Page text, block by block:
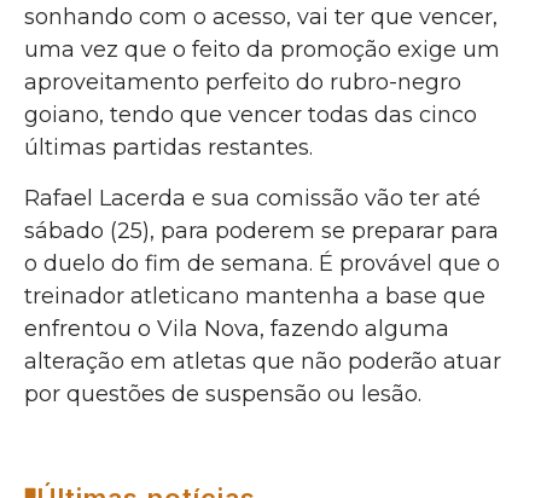
sonhando com o acesso, vai ter que vencer,
uma vez que o feito da promoção exige um
aproveitamento perfeito do rubro-negro
goiano, tendo que vencer todas das cinco
últimas partidas restantes.
Rafael Lacerda e sua comissão vão ter até
sábado (25), para poderem se preparar para
o duelo do fim de semana. É provável que o
treinador atleticano mantenha a base que
enfrentou o Vila Nova, fazendo alguma
alteração em atletas que não poderão atuar
por questões de suspensão ou lesão.